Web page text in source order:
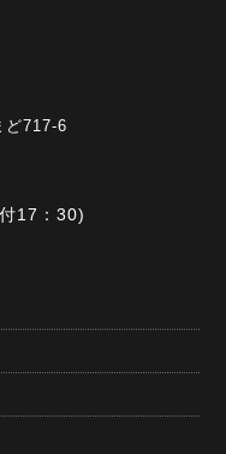
717-6
17：30)